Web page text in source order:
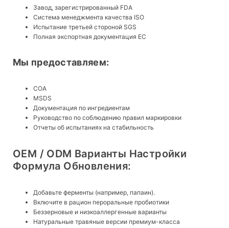
Завод, зарегистрированный FDA
Система менеджмента качества ISO
Испытание третьей стороной SGS
Полная экспортная документация ЕС
Мы предоставляем:
COA
MSDS
Документация по ингредиентам
Руководство по соблюдению правил маркировки
Отчеты об испытаниях на стабильность
OEM / ODM Варианты Настройки
Формула Обновления:
Добавьте ферменты (например, папаин).
Включите в рацион пероральные пробиотики
Беззерновые и низкоаллергенные варианты
Натуральные травяные версии премиум-класса